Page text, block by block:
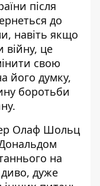
після
до
навіть якщо
війну, це
свою
його думку,
боротьби
Олаф Шольц
на
дуже